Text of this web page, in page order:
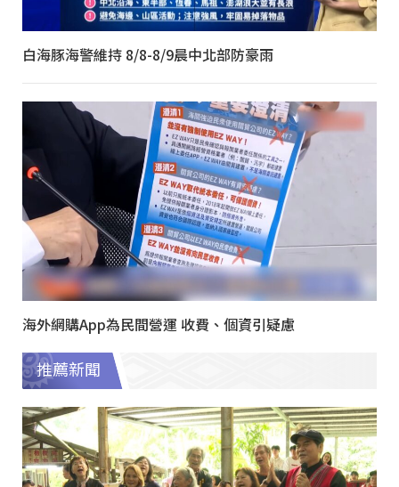
白海豚海警維持 8/8-8/9晨中北部防豪雨
海外網購App為民間營運 收費、個資引疑慮
推薦新聞